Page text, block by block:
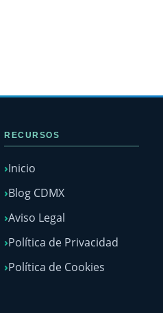
RECURSOS
Inicio
Blog CDMX
Aviso Legal
Política de Privacidad
Política de Cookies